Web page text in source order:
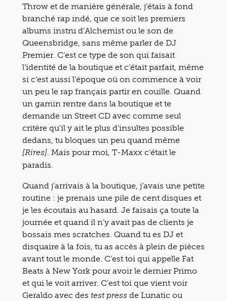
Throw et de manière générale, j’étais à fond
branché rap indé, que ce soit les premiers
albums instru d’Alchemist ou le son de
Queensbridge, sans même parler de DJ
Premier. C’est ce type de son qui faisait
l’identité de la boutique et c’était parfait, même
si c’est aussi l’époque où on commence à voir
un peu le rap français partir en couille. Quand
un gamin rentre dans la boutique et te
demande un Street CD avec comme seul
critère qu’il y ait le plus d’insultes possible
dedans, tu bloques un peu quand même
[Rires]. Mais pour moi, T-Maxx c’était le
paradis.
Quand j’arrivais à la boutique, j’avais une petite
routine : je prenais une pile de cent disques et
je les écoutais au hasard. Je faisais ça toute la
journée et quand il n’y avait pas de clients je
bossais mes scratches. Quand tu es DJ et
disquaire à la fois, tu as accès à plein de pièces
avant tout le monde. C’est toi qui appelle Fat
Beats à New York pour avoir le dernier Primo
et qui le voit arriver. C’est toi que vient voir
Geraldo avec des test press de Lunatic ou